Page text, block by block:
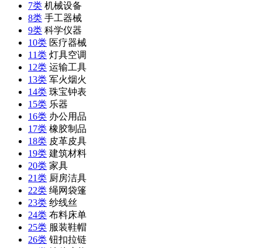
7类 机械设备
8类 手工器械
9类 科学仪器
10类 医疗器械
11类 灯具空调
12类 运输工具
13类 军火烟火
14类 珠宝钟表
15类 乐器
16类 办公用品
17类 橡胶制品
18类 皮革皮具
19类 建筑材料
20类 家具
21类 厨房洁具
22类 绳网袋篷
23类 纱线丝
24类 布料床单
25类 服装鞋帽
26类 钮扣拉链